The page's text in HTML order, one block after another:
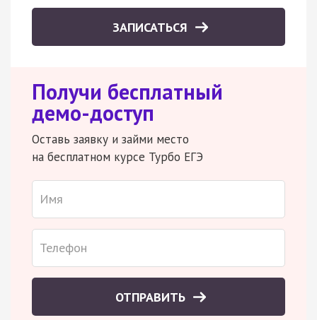
ЗАПИСАТЬСЯ
Получи бесплатный
демо-доступ
Оставь заявку и займи место
на бесплатном курсе Турбо ЕГЭ
ОТПРАВИТЬ